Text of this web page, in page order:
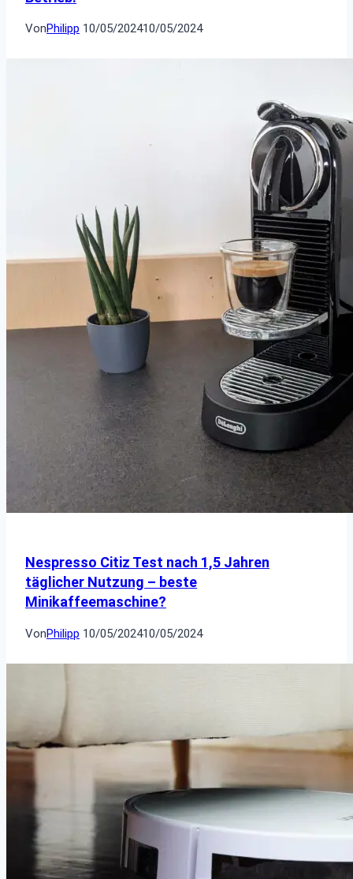
VonPhilipp 10/05/202410/05/2024
Nespresso Citiz Test nach 1,5 Jahren
täglicher Nutzung – beste
Minikaffeemaschine?
VonPhilipp 10/05/202410/05/2024